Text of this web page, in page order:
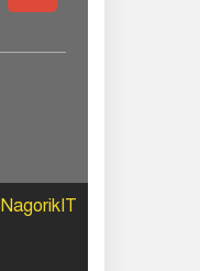
NagorikIT